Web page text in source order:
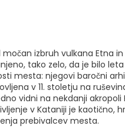
izbruh vulkana Etna
tako zelo, da je bilo
mesta: njegovi baročni
v 11. stoletju na
vidni na nekdanji
v Kataniji je kaotično,
prebivalcev mesta.